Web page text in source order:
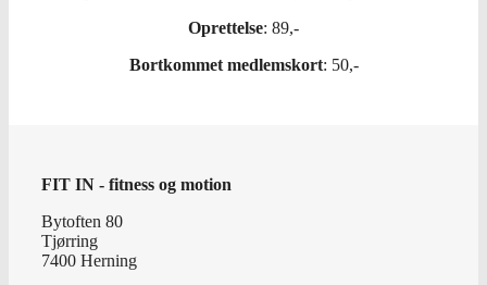
Oprettelse: 89,-
Bortkommet medlemskort: 50,-
FIT IN - fitness og motion
Bytoften 80
Tjørring
7400 Herning